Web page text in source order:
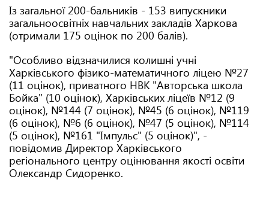
Із загальної 200-бальників - 153 випускники
загальноосвітніх навчальних закладів Харкова
(отримали 175 оцінок по 200 балів).
"Особливо відзначилися колишні учні
Харківського фізико-математичного ліцею №27
(11 оцінок), приватного НВК "Авторська школа
Бойка" (10 оцінок), Харківських ліцеїв №12 (9
оцінок), №144 (7 оцінок), №45 (6 оцінок), №119
(6 оцінок), №6 (6 оцінок), №47 (5 оцінок), №114
(5 оцінок), №161 "Імпульс" (5 оцінок)", -
повідомив Директор Харківського
регіонального центру оцінювання якості освіти
Олександр Сидоренко.